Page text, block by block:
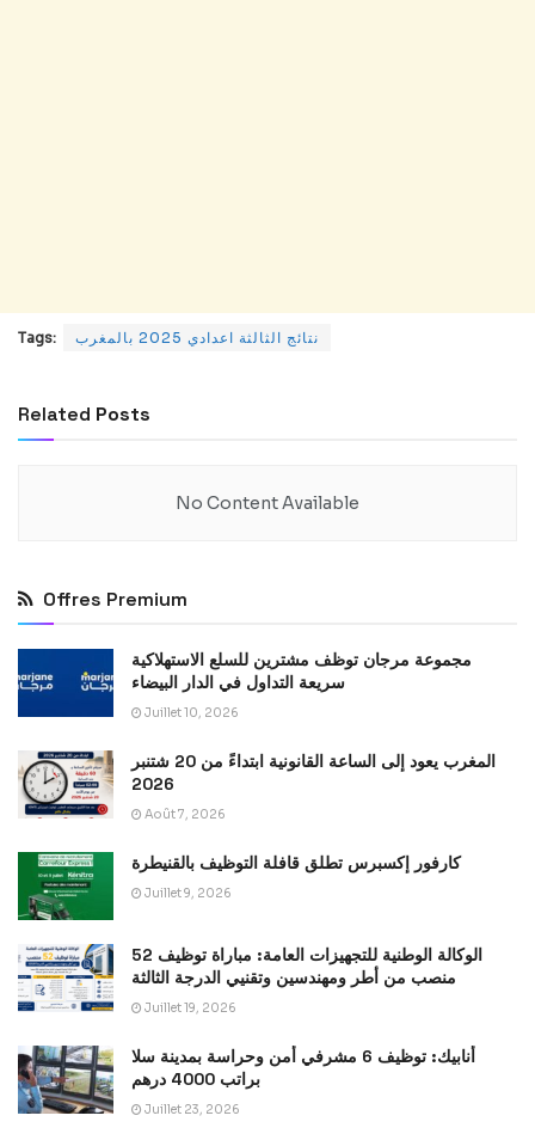
Tags: نتائج الثالثة اعدادي 2025 بالمغرب
Related Posts
No Content Available
Offres Premium
مجموعة مرجان توظف مشترين للسلع الاستهلاكية
سريعة التداول في الدار البيضاء
Juillet 10, 2026
المغرب يعود إلى الساعة القانونية ابتداءً من 20 شتنبر
2026
Août 7, 2026
كارفور إكسبرس تطلق قافلة التوظيف بالقنيطرة
Juillet 9, 2026
الوكالة الوطنية للتجهيزات العامة: مباراة توظيف 52
منصب من أطر ومهندسين وتقنيي الدرجة الثالثة
Juillet 19, 2026
أنابيك: توظيف 6 مشرفي أمن وحراسة بمدينة سلا
براتب 4000 درهم
Juillet 23, 2026